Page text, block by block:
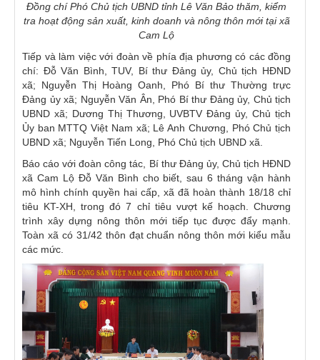
Đồng chí Phó Chủ tịch UBND tỉnh Lê Văn Bảo thăm, kiểm
tra hoạt động sản xuất, kinh doanh và nông thôn mới tại xã
Cam Lộ
Tiếp và làm việc với đoàn về phía địa phương có các đồng
chí: Đỗ Văn Bình, TUV, Bí thư Đảng ủy, Chủ tịch HĐND
xã; Nguyễn Thị Hoàng Oanh, Phó Bí thư Thường trực
Đảng ủy xã; Nguyễn Văn Ân, Phó Bí thư Đảng ủy, Chủ tịch
UBND xã; Dương Thị Thương, UVBTV Đảng ủy, Chủ tịch
Ủy ban MTTQ Việt Nam xã; Lê Anh Chương, Phó Chủ tịch
UBND xã; Nguyễn Tiến Long, Phó Chủ tịch UBND xã.
Báo cáo với đoàn công tác, Bí thư Đảng ủy, Chủ tịch HĐND
xã Cam Lộ Đỗ Văn Bình cho biết, sau 6 tháng vận hành
mô hình chính quyền hai cấp, xã đã hoàn thành 18/18 chỉ
tiêu KT-XH, trong đó 7 chỉ tiêu vượt kế hoạch. Chương
trình xây dựng nông thôn mới tiếp tục được đẩy mạnh.
Toàn xã có 31/42 thôn đạt chuẩn nông thôn mới kiểu mẫu
các mức.